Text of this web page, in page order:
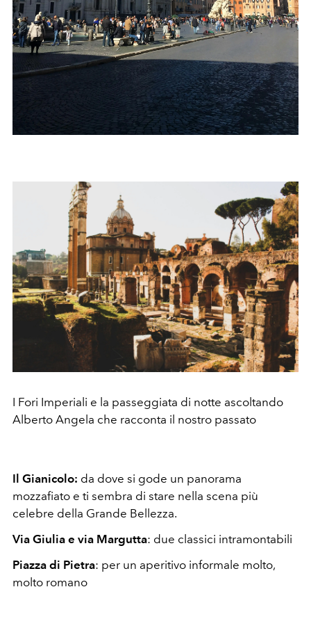
I Fori Imperiali e la passeggiata di notte ascoltando
Alberto Angela che racconta il nostro passato
Il Gianicolo: da dove si gode un panorama
mozzafiato e ti sembra di stare nella scena più
celebre della Grande Bellezza.
Via Giulia e via Margutta: due classici intramontabili
Piazza di Pietra: per un aperitivo informale molto,
molto romano